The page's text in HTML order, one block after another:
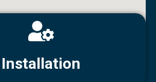
Installation